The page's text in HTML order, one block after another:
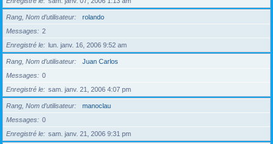
Rang, Nom d’utilisateur
rolando
Messages
2
Enregistré le
lun. janv. 16, 2006 9:52 am
Rang, Nom d’utilisateur
Juan Carlos
Messages
0
Enregistré le
sam. janv. 21, 2006 4:07 pm
Rang, Nom d’utilisateur
manoclau
Messages
0
Enregistré le
sam. janv. 21, 2006 9:31 pm